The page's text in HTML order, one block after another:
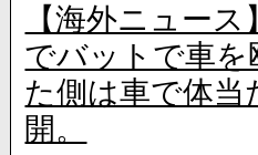
【海外ニュー
でバットで車を
た側は車で体当
開。